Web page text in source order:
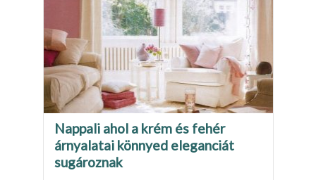
Nappali ahol a krém és fehér
árnyalatai könnyed eleganciát
sugároznak